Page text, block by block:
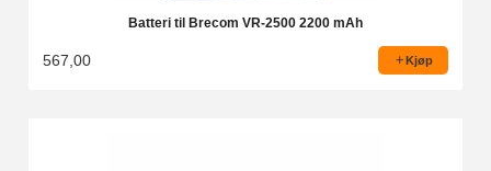
Batteri til Brecom VR-2500 2200 mAh
567,00 Kjøp